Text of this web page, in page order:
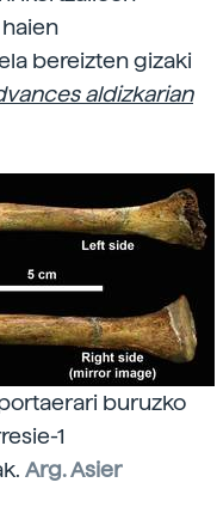
bereizten gizaki
aldizkarian
buruzko
1
Arg. Asier